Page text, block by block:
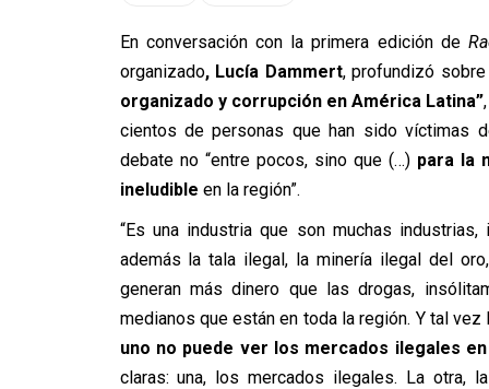
En conversación con la primera edición de
organizado, Lucía Dammert, profundizó
organizado y corrupción en América Latina”
cientos de personas que han sido víctimas
debate no “entre pocos, sino que (…) para la
ineludible en la región”.
“Es una industria que son muchas
además la tala ilegal, la minería ilegal del
generan más dinero que las drogas,
medianos que están en toda la región. Y tal
uno no puede ver los mercados ilegales
claras: una, los mercados ilegales. La otra,